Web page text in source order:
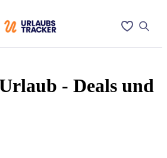
- Deals und